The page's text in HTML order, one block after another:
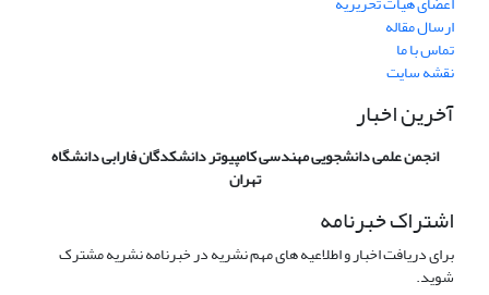
ارسال مقاله
تماس با ما
نقشه سایت
آخرین اخبار
انجمن علمی دانشجویی مهندسی کامپیوتر دانشکدگان فارابی دانشگاه
تهران
اشتراک خبرنامه
برای دریافت اخبار و اطلاعیه های مهم نشریه در خبرنامه نشریه مشترک
شوید.